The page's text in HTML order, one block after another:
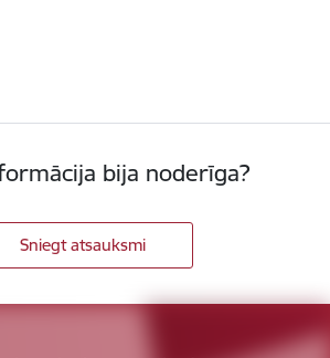
bija noderīga?
Sniegt atsauksmi